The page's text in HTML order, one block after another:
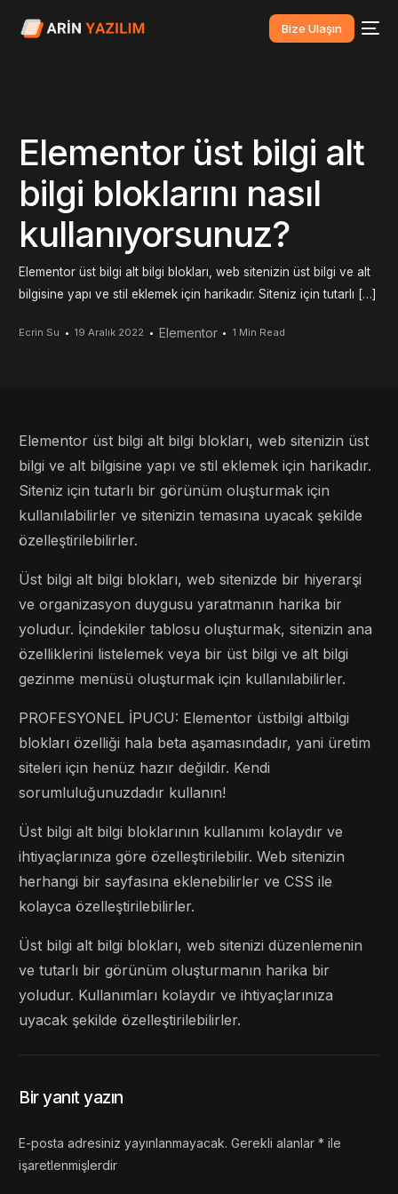
Bize Ulaşın
Elementor üst bilgi alt
bilgi bloklarını nasıl
kullanıyorsunuz?
Elementor üst bilgi alt bilgi blokları, web sitenizin üst bilgi ve alt
bilgisine yapı ve stil eklemek için harikadır. Siteniz için tutarlı […]
Ecrin Su 19 Aralık 2022 Elementor 1 Min Read
Elementor üst bilgi alt bilgi blokları, web sitenizin üst
bilgi ve alt bilgisine yapı ve stil eklemek için harikadır.
Siteniz için tutarlı bir görünüm oluşturmak için
kullanılabilirler ve sitenizin temasına uyacak şekilde
özelleştirilebilirler.
Üst bilgi alt bilgi blokları, web sitenizde bir hiyerarşi
ve organizasyon duygusu yaratmanın harika bir
yoludur. İçindekiler tablosu oluşturmak, sitenizin ana
özelliklerini listelemek veya bir üst bilgi ve alt bilgi
gezinme menüsü oluşturmak için kullanılabilirler.
PROFESYONEL İPUCU: Elementor üstbilgi altbilgi
blokları özelliği hala beta aşamasındadır, yani üretim
siteleri için henüz hazır değildir. Kendi
sorumluluğunuzdadır kullanın!
Üst bilgi alt bilgi bloklarının kullanımı kolaydır ve
ihtiyaçlarınıza göre özelleştirilebilir. Web sitenizin
herhangi bir sayfasına eklenebilirler ve CSS ile
kolayca özelleştirilebilirler.
Üst bilgi alt bilgi blokları, web sitenizi düzenlemenin
ve tutarlı bir görünüm oluşturmanın harika bir
yoludur. Kullanımları kolaydır ve ihtiyaçlarınıza
uyacak şekilde özelleştirilebilirler.
Bir yanıt yazın
E-posta adresiniz yayınlanmayacak. Gerekli alanlar* ile
işaretlenmişlerdir